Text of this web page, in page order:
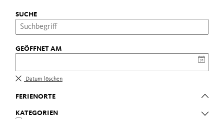
SUCHE
GEÖFFNET AM
Datum löschen
FERIENORTE
KATEGORIEN